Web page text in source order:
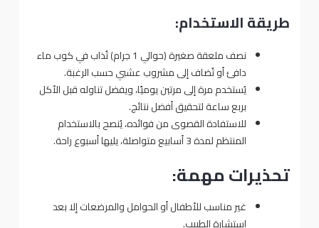
طريقة الاستخدام:
نصف ملعقة صغيرة (حوالي 1 جرام) تُذاب في كوب ماء
دافئ أو تُضاف إلى مشروب عشبي حسب الرغبة.
يُستخدم مرة إلى مرتين يوميًا، ويفضل تناوله قبل الأكل
بربع ساعة لتحقيق أفضل نتائج.
للاستفادة القصوى من فوائده، يُنصح بالاستخدام
المنتظم لمدة 3 أسابيع متواصلة، يليها أسبوع راحة.
تحذيرات مهمة:
غير مناسب للأطفال أو الحوامل والمرضعات إلا بعد
استشارة الطبيب.